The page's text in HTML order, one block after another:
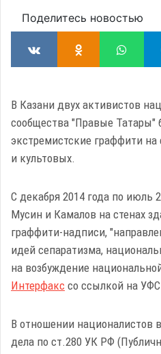
Поделитесь новостью
В Казани двух активистов
сообщества "Правые Татары"
экстремистские граффити на
и культовых.
С декабря 2014 года по июль
Мусин и Камалов на стенах
граффити-надписи,
идей сепаратизма,
на возбуждение
Интерфакс со ссылкой на
В отношении националистов
дела по ст.280 УК РФ